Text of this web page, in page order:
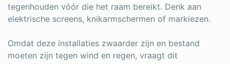
tegenhouden vóór die het raam bereikt. Denk aan
elektrische screens, knikarmschermen of markiezen.
Omdat deze installaties zwaarder zijn en bestand
moeten zijn tegen wind en regen, vraagt dit